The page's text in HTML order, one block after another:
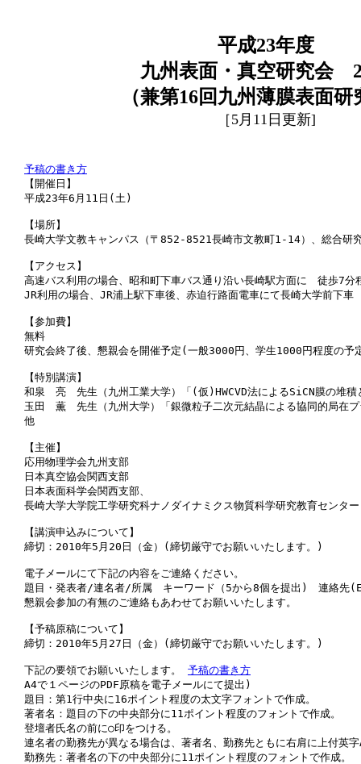
平成23年度
九州表面・真空研究会
（兼第16回九州薄膜表面研
［5月11日更新]
予稿の書き方
【開催日】
平成23年6月11日(土)
【場所】
長崎大学文教キャンパス（〒852-8521長崎市文教町1-14）、総合研
【アクセス】
高速バス利用の場合、昭和町下車バス通り沿い長崎駅方面に　徒歩7
JR利用の場合、JR浦上駅下車後、赤迫行路面電車にて長崎大学前
【参加費】
無料
研究会終了後、懇親会を開催予定(一般3000円、学生1000円程
【特別講演】
和泉　亮　先生（九州工業大学）「(仮)HWCVD法によるSiCN膜の堆
玉田　薫　先生（九州大学）「銀微粒子二次元結晶による協同的局在
他
【主催】
応用物理学会九州支部
日本真空協会関西支部
日本表面科学会関西支部、
長崎大学大学院工学研究科ナノダイナミクス物質科学研究教育セ
【講演申込みについて】
締切：2010年5月20日（金）(締切厳守でお願いいたします。)
電子メールにて下記の内容をご連絡ください。
題目・発表者/連名者/所属　キーワード（5から8個を提出)　連絡
懇親会参加の有無のご連絡もあわせてお願いいたします。
【予稿原稿について】
締切：2010年5月27日（金）(締切厳守でお願いいたします。)
下記の要領でお願いいたします。 予稿の書き方
A4で１ページのPDF原稿を電子メールにて提出)
題目：第1行中央に16ポイント程度の太文字フォントで作成。
著者名：題目の下の中央部分に11ポイント程度のフォントで作成
登壇者氏名の前に○印をつける。
連名者の勤務先が異なる場合は、著者名、勤務先ともに右肩に上
勤務先：著者名の下の中央部分に11ポイント程度のフォントで作